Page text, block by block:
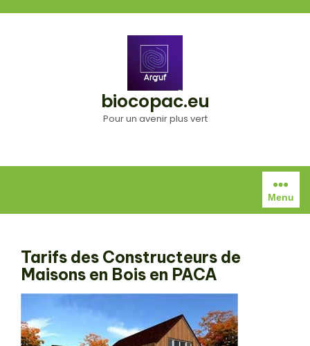
biocopac.eu
Pour un avenir plus vert
Menu
Tarifs des Constructeurs de
Maisons en Bois en PACA